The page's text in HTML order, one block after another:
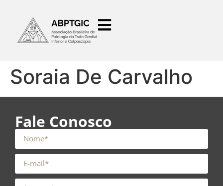
Soraia De Carvalho
Fale Conosco